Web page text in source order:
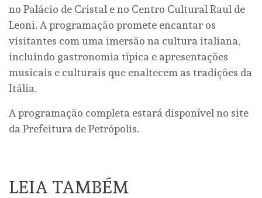
no Palácio de Cristal e no Centro Cultural Raul de
Leoni. A programação promete encantar os
visitantes com uma imersão na cultura italiana,
incluindo gastronomia típica e apresentações
musicais e culturais que enaltecem as tradições da
Itália.
A programação completa estará disponível no site
da Prefeitura de Petrópolis.
LEIA TAMBÉM